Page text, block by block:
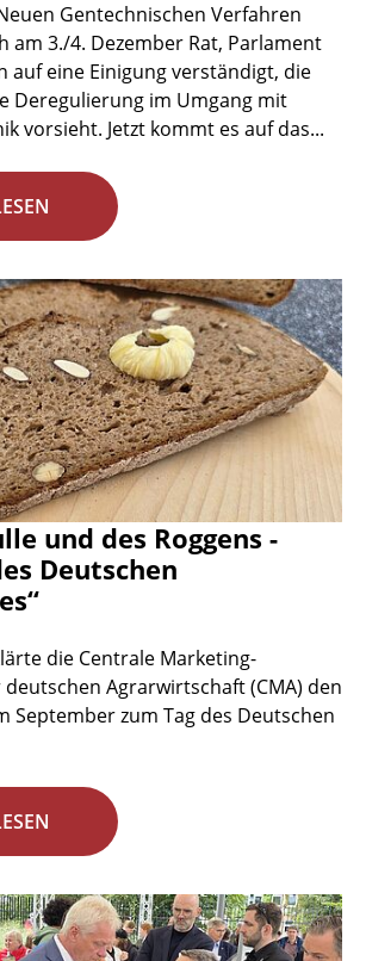
Gentechnischen Verfahren
am 3./4. Dezember Rat, Parlament
auf eine Einigung verständigt, die
Deregulierung im Umgang mit
vorsieht. Jetzt kommt es auf das...
und des Roggens -
Deutschen
die Centrale Marketing-
Agrarwirtschaft (CMA) den
September zum Tag des Deutschen